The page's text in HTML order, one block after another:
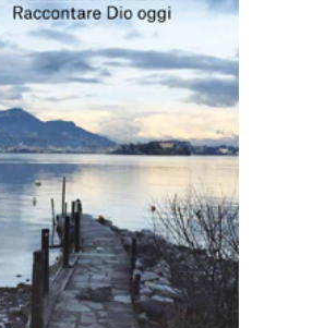
AGGIUNGI AL CARRELLO